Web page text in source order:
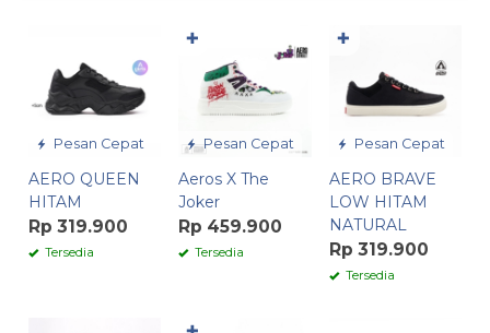
Pesan Cepat
AERO QUEEN
HITAM
Rp 319.900
Tersedia
Pesan Cepat
Aeros X The
Joker
Rp 459.900
Tersedia
✚
Pesan Cepat
AERO BRAVE
LOW HITAM
NATURAL
Rp 319.900
Tersedia
✚